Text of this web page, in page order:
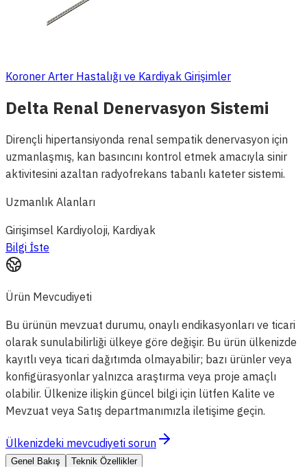
Koroner Arter Hastalığı ve Kardiyak Girişimler
Delta Renal Denervasyon Sistemi
Dirençli hipertansiyonda renal sempatik denervasyon için
uzmanlaşmış, kan basıncını kontrol etmek amacıyla sinir
aktivitesini azaltan radyofrekans tabanlı kateter sistemi.
Uzmanlık Alanları
Girişimsel Kardiyoloji, Kardiyak
Bilgi İste
Ürün Mevcudiyeti
Bu ürünün mevzuat durumu, onaylı endikasyonları ve ticari
olarak sunulabilirliği ülkeye göre değişir. Bu ürün ülkenizde
kayıtlı veya ticari dağıtımda olmayabilir; bazı ürünler veya
konfigürasyonlar yalnızca araştırma veya proje amaçlı
olabilir. Ülkenize ilişkin güncel bilgi için lütfen Kalite ve
Mevzuat veya Satış departmanımızla iletişime geçin.
Ülkenizdeki mevcudiyeti sorun
Genel Bakış Teknik Özellikler